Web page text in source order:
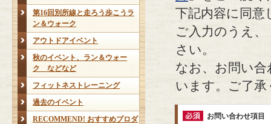
第16回別所線と走ろう歩こうラ
ン＆ウォーク
アウトドアイベント
秋のイベント、ラン＆ウォー
ク などなど
フィットネストレーニング
過去のイベント
RECOMMEND! おすすめプロダ
下記内容に同意
ご入力のうえ
さい。
なお、お問い
います。ご了
お問い合わせ項目